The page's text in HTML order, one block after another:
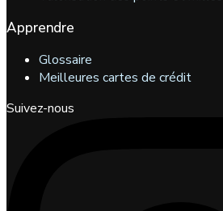
Apprendre
Glossaire
Meilleures cartes de crédit
Suivez-nous